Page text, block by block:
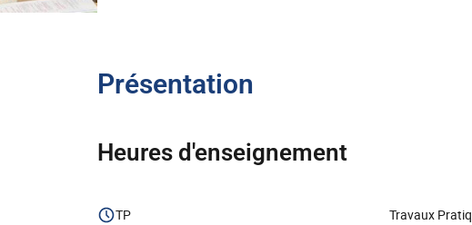
Présentation
Heures d'enseignement
TP Travaux